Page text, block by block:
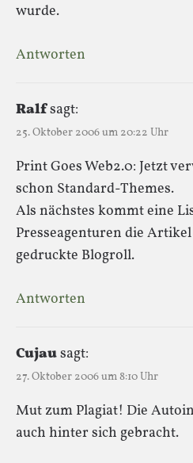
wurde.
Antworten
Ralfsagt:
25. Oktober 2006 um 20:22 Uhr
Print Goes Web2.0: Jetzt
schon Standard-Themes.
Als nächstes kommt eine
Presseagenturen die
gedruckte Blogroll.
Antworten
Cujausagt:
27. Oktober 2006 um 8:10 Uhr
Mut zum Plagiat! Die
auch hinter sich gebracht.